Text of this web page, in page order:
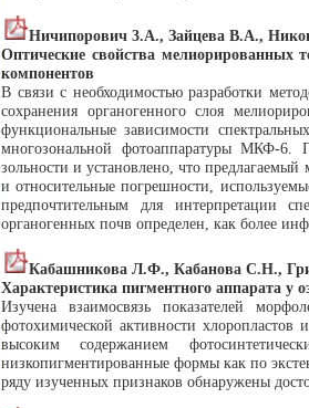
Ничипорович 3.А., Зайцева В.А.,
Оптические свойства
компонентов
В связи с необходимостью разработки
сохранения органогенного слоя
функциональные зависимости
многозональной фотоаппаратуры МКФ-6.
зольности и установлено, что
и относительные погрешности,
предпочтительным для интерпретации
органогенных почв определен, как более
Кабашникова Л.Ф., Кабанова С.Н.,
Характеристика пигментного аппарата у
Изучена взаимосвязь показателей
фотохимической активности
высоким содержанием
низкопигментированные формы как по
ряду изученных признаков обнаружены